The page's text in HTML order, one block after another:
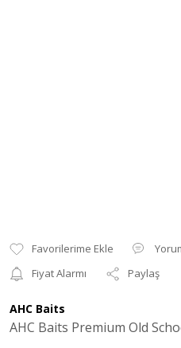
Fiyat Alarmı
Paylaş
AHC Baits
AHC Baits Premium Old